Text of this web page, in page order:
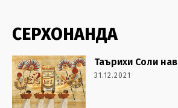
СЕРХОНАНДА
Таърихи Соли нав
31.12.2021